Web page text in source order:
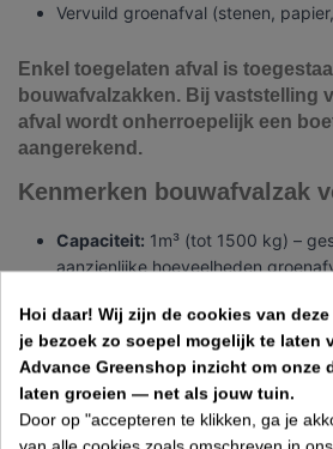
Vervuild groenafval (stenen,
Enkel toegelaten afval is
bouwafvalzakken. Bij vaststelling
afval wordt onherroepelijk een
aangerekend.
Kenmerken bouwafvalzak
Capaciteit: 1m³ (tot 1500 kg) –
aanzienlijke hoeveelheden
scheurvast materiaal dat bestand
belasting.
Eenvoudig in Gebruik:Vul de zak
geef ons een seintje wanneer deze
Milieuvriendelijke Verwerking:
Hoi daar! Wij zijn de cookies van
je bezoek zo soepel mogelijk te laten
Advance Greenshop inzicht om onze
laten groeien — net als jouw tuin.
Door op "accepteren te klikken, ga je